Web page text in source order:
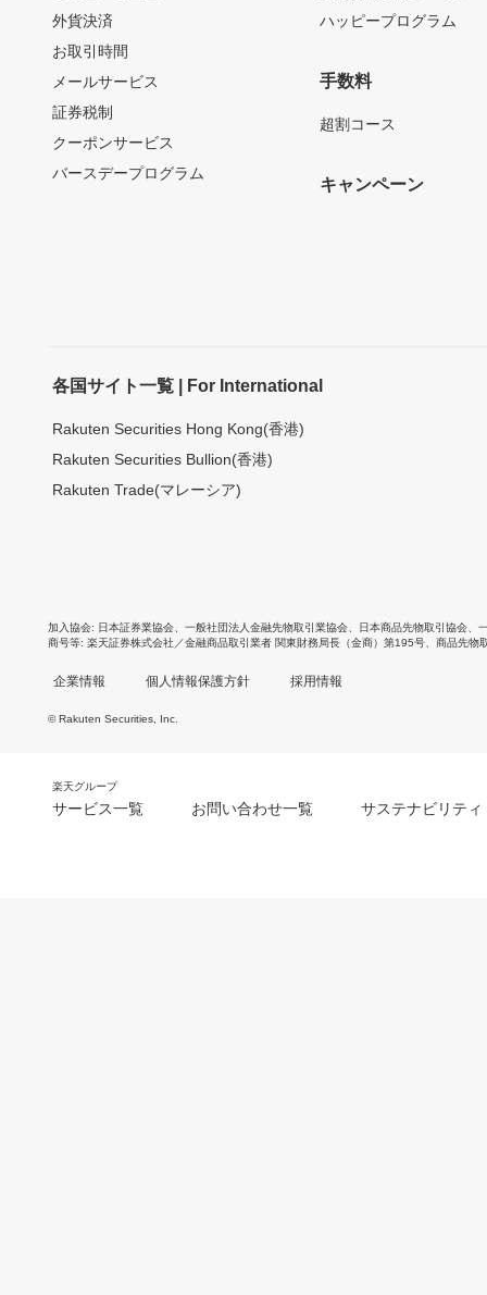
外貨決済
お取引時間
メールサービス
証券税制
クーポンサービス
バースデープログラム
ハッピープログラム
手数料
超割コース
キャンペーン
各国サイト一覧 | For International
Rakuten Securities Hong Kong(香港)
Rakuten Securities Bullion(香港)
Rakuten Trade(マレーシア)
加入協会 日本証券業協会 一般社団法人金融先物取引業協会 日本商品先物取引協会
商号等 楽天証券株式会社／金融商品取引業者 関東財務局長（金商）第195号、商品先物
企業情報 個人情報保護方針 採用情報
© Rakuten Securities, Inc.
楽天グループ
サービス一覧 お問い合わせ一覧 サステナビリティ